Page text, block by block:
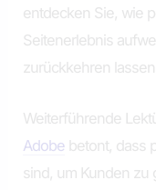
entdecken Sie, wie
Seitenerlebnis
zurückkehren
Weiterführende
Adobe betont, dass
sind, um Kunden